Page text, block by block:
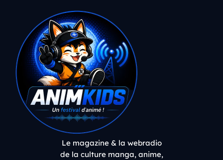
Le magazine & la webradio
de la culture manga, anime,